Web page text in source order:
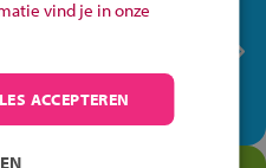
waar elke dag
vind je in onze
ACCEPTEREN